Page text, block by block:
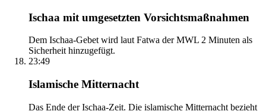
Ischaa mit umgesetzten Vorsichtsmaßnahmen
Dem Ischaa-Gebet wird laut Fatwa der MWL 2 Minuten als
Sicherheit hinzugefügt.
23:49
Islamische Mitternacht
Das Ende der Ischaa-Zeit. Die islamische Mitternacht bezieht